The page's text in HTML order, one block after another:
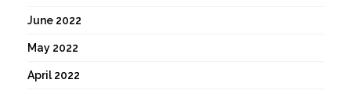
June 2022
May 2022
April 2022